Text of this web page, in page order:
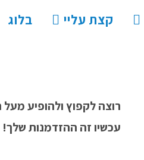
קצת עליי בלוג
רוצה לקפוץ ולהופיע
עכשיו זה ההזדמנות שלך!